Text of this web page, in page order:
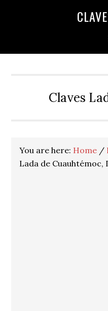
Claves
You are here: Home /
Lada de Cuauhtémoc,